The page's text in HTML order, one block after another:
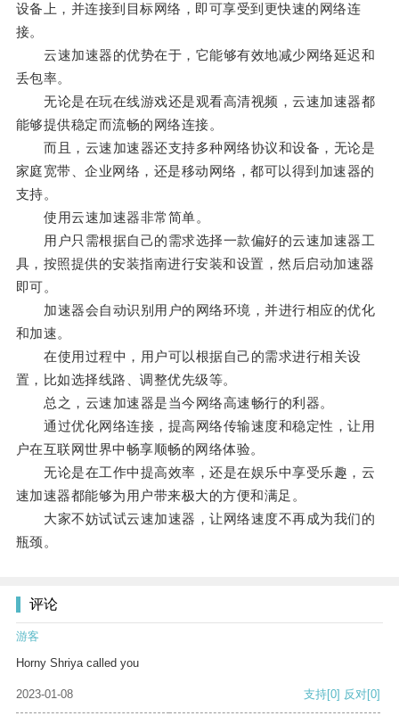
设备上，并连接到目标网络，即可享受到更快速的网络连
接。
云速加速器的优势在于，它能够有效地减少网络延迟和
丢包率。
无论是在玩在线游戏还是观看高清视频，云速加速器都
能够提供稳定而流畅的网络连接。
而且，云速加速器还支持多种网络协议和设备，无论是
家庭宽带、企业网络，还是移动网络，都可以得到加速器的
支持。
使用云速加速器非常简单。
用户只需根据自己的需求选择一款偏好的云速加速器工
具，按照提供的安装指南进行安装和设置，然后启动加速器
即可。
加速器会自动识别用户的网络环境，并进行相应的优化
和加速。
在使用过程中，用户可以根据自己的需求进行相关设
置，比如选择线路、调整优先级等。
总之，云速加速器是当今网络高速畅行的利器。
通过优化网络连接，提高网络传输速度和稳定性，让用
户在互联网世界中畅享顺畅的网络体验。
无论是在工作中提高效率，还是在娱乐中享受乐趣，云
速加速器都能够为用户带来极大的方便和满足。
大家不妨试试云速加速器，让网络速度不再成为我们的
瓶颈。
评论
游客
Horny Shriya called you
2023-01-08 支持[0] 反对[0]